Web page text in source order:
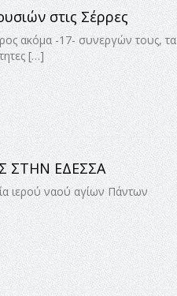
στις Σέρρες
ακόμα -17- συνεργών τους, τα
[…]
ΣΤΗΝ ΕΔΕΣΣΑ
ιερού ναού αγίων Πάντων